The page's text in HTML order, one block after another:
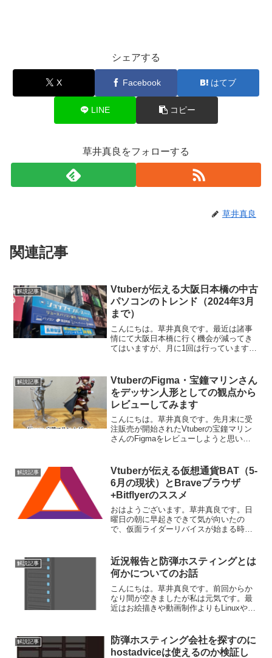
シェアする
X Facebook はてブ
LINE コピー
草井真良をフォローする
草井真良
関連記事
解説記事
Vtuberが伝える大阪日本橋の中古
パソコンのトレンド（2024年3月
まで）
こんにちは。草井真良です。最近は諸事
情にて大阪日本橋に行く機会が減ってき
てはいますが、月に1回は行っています。
なる変化があったのでメモ代わりに記事
を書きました。早速本題...
解説記事
VtuberのFigma・宝鐘マリンさん
をデッサン人形としての観点から
レビューしてみます
こんにちは。草井真良です。先月末に受
注販売が開始されたVtuberの宝鐘マリン
さんのFigmaをレビューしようと思いま
マリンとは？宝石、宝、お金が大好き
で、海賊になって...
解説記事
Vtuberが伝える仮想通貨BAT（5-
6月の現状）とBraveブラウザ
+Bitflyerのススメ
おはようございます。草井真良です。日
曜日の朝に早起きできて気が向いたの
で、仮面ライダーリバイスが始まる時間
は仮想通貨というのをご存知だと思いま
すが、その中でベーシ...
解説記事
近況報告と防弾ホスティングとは
何かについてのお話
こんにちは。草井真良です。前回からか
なり間が空きましたが私は元気です。最
近はお絵描きや動画制作よりもLinuxやそ
紹介した防弾ホスティング会社について
ですが、DMCA ...
解説記事
防弾ホスティング会社を探すのに
hostadviceは使えるのか検証し